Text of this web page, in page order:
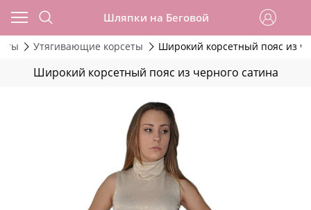
Шляпки на Беговой
Утягивающие корсеты Широкий корсетный пояс из
Широкий корсетный пояс из черного сатина